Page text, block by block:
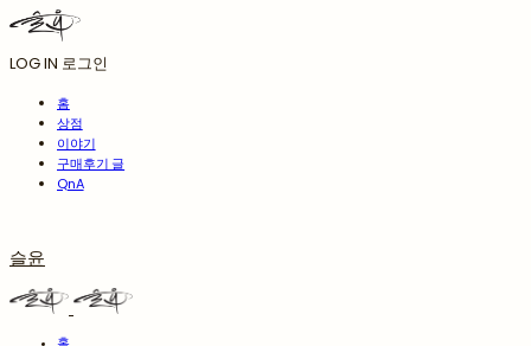
LOG IN 로그인
홈
상점
이야기
구매후기 글
QnA
슬윤
홈